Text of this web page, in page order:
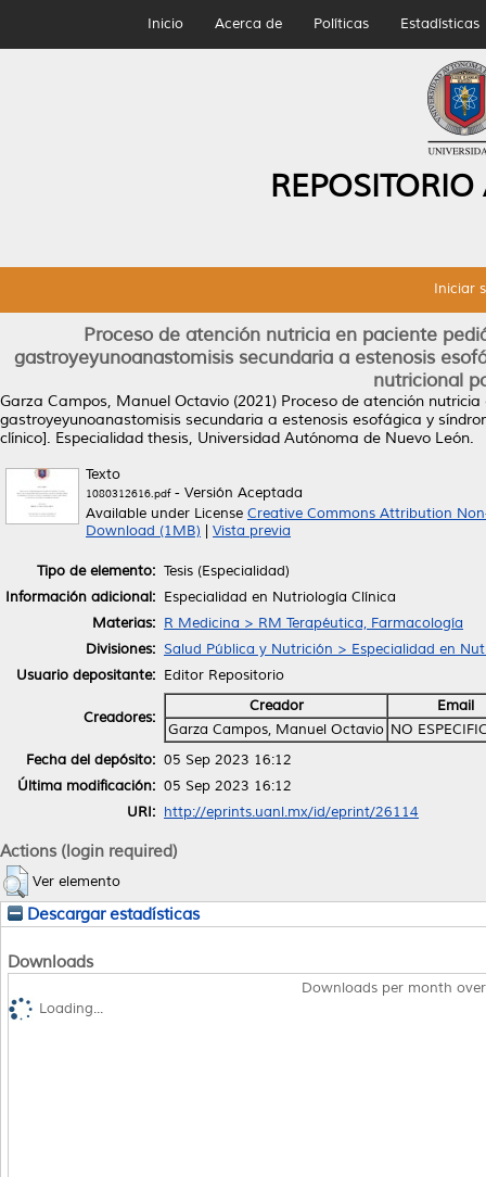
Inicio Acerca de Políticas Estadísticas
Iniciar
Proceso de atención nutricia en paciente
gastroyeyunoanastomisis secundaria a estenosis
nutricional
Garza Campos, Manuel Octavio (2021) Proceso de atención
gastroyeyunoanastomisis secundaria a estenosis esofágica y
clínico]. Especialidad thesis, Universidad Autónoma de Nuevo León.
Texto
1080312616.pdf- Versión Aceptada
Available under License Creative Commons Attribution
Download (1MB)
Vista previa
Tipo de elemento: Tesis (Especialidad)
Información adicional: Especialidad en Nutriología Clínica
Materias: R Medicina > RM Terapéutica, Farmacología
Divisiones: Salud Pública y Nutrición > Especialidad en
Usuario depositante: Editor Repositorio
Creadores:
Creador
Email
Garza Campos, Manuel Octavio NO
Fecha del depósito: 05 Sep 2023 16:12
Última modificación: 05 Sep 2023 16:12
URI: http://eprints.uanl.mx/id/eprint/26114
Actions (login required)
Ver elemento
Descargar estadísticas
Downloads
Downloads per month
Loading...